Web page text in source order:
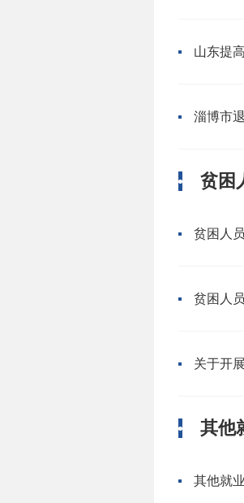
山东提
淄博市
贫困
贫困人
贫困人
关于开
其他
其他就